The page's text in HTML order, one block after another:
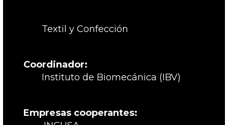
Textil y Confección
Coordinador:
Instituto de Biomecánica (IBV)
Empresas cooperantes: